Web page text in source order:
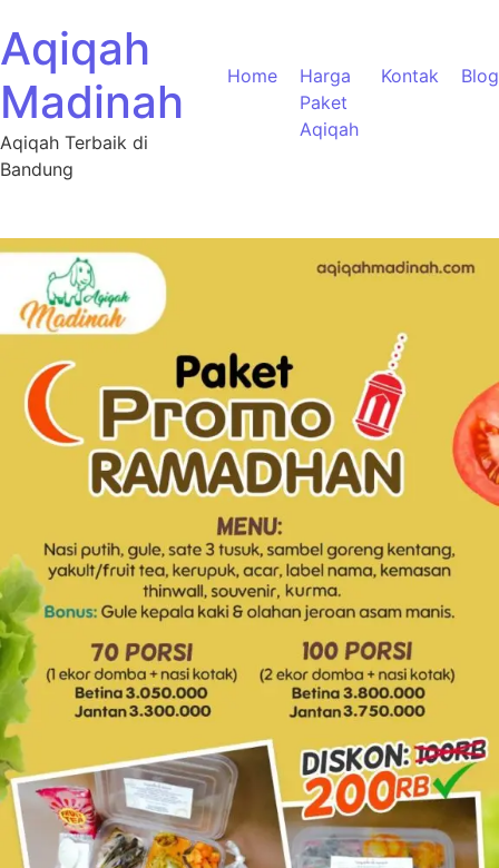
Aqiqah
Madinah
Aqiqah Terbaik di
Bandung
Home
Harga
Paket
Aqiqah
Kontak Blog